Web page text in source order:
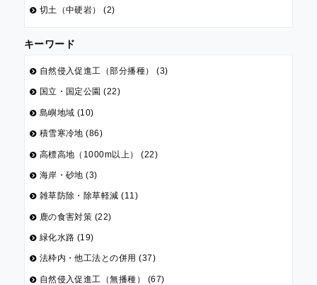
切土（中硬岩） (2)
キーワード
自然侵入促進工（部分播種） (3)
国立・国定公園 (22)
島嶼地域 (10)
積雪寒冷地 (86)
高標高地（1000m以上） (22)
海岸・砂地 (3)
雑草防除・除草軽減 (11)
鹿の食害対策 (22)
緑化水路 (19)
法枠内・他工法との併用 (37)
自然侵入促進工（無播種） (67)